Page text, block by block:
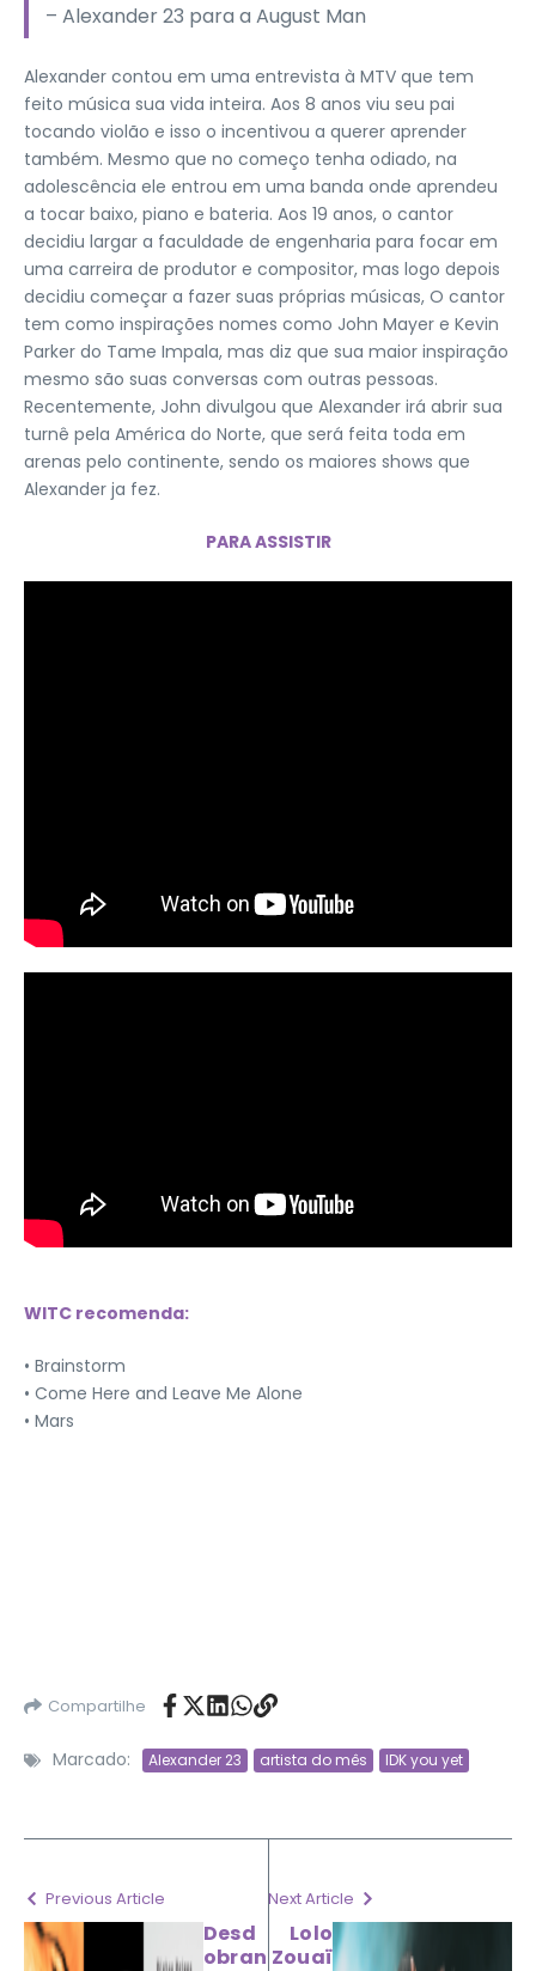
– Alexander 23 para a August Man
Alexander contou em uma entrevista à MTV que tem
feito música sua vida inteira. Aos 8 anos viu seu pai
tocando violão e isso o incentivou a querer aprender
também. Mesmo que no começo tenha odiado, na
adolescência ele entrou em uma banda onde aprendeu
a tocar baixo, piano e bateria. Aos 19 anos, o cantor
decidiu largar a faculdade de engenharia para focar em
uma carreira de produtor e compositor, mas logo depois
decidiu começar a fazer suas próprias músicas, O cantor
tem como inspirações nomes como John Mayer e Kevin
Parker do Tame Impala, mas diz que sua maior inspiração
mesmo são suas conversas com outras pessoas.
Recentemente, John divulgou que Alexander irá abrir sua
turnê pela América do Norte, que será feita toda em
arenas pelo continente, sendo os maiores shows que
Alexander ja fez.
PARA ASSISTIR
WITC recomenda:
• Brainstorm
• Come Here and Leave Me Alone
• Mars
Compartilhe
Marcado: Alexander 23 artista do mês IDK you yet
Previous Article
Desd
obran
Next Article
Lolo
Zouaï